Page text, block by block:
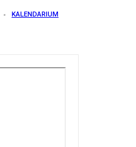
KALENDARIUM